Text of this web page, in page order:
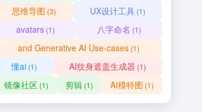
思维导图 (3) UX设计工具(1)
avatars (1) 八字命名 (1)
and Generative AI Use-cases (1)
懂ai (1) AI纹身遮盖生成器 (1)
镜像社区(1) 剪辑(1) AI模特图 (1)